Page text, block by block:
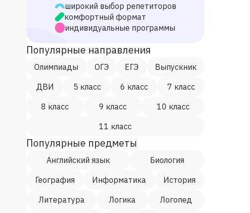
широкий выбор репетиторов
комфортный формат
индивидуальные программы
Популярные направления
Олимпиады ОГЭ ЕГЭ
Выпускник
ДВИ
5 класс 6 класс
7 класс
8 класс
9 класс
10 класс
11 класс
Популярные предметы
Английский язык
Биология
География
Информатика
История
Литература
Логика
Логопед